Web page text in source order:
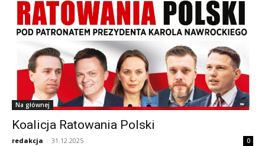
Na głównej
Koalicja Ratowania Polski
redakcja - 31.12.2025 0